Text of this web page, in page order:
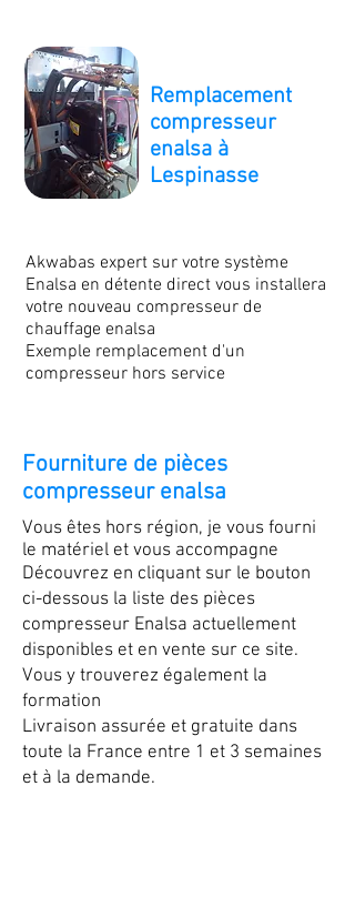
Remplacement
compresseur
enalsa à
Lespinasse
Akwabas expert sur votre système
Enalsa en détente direct vous installera
votre nouveau compresseur de
chauffage enalsa
Exemple remplacement d'un
compresseur hors service
Fourniture de pièces
compresseur enalsa
Vous êtes hors région, je vous fourni
le matériel et vous accompagne
Découvrez en cliquant sur le bouton
ci-dessous la liste des pièces
compresseur Enalsa actuellement
disponibles et en vente sur ce site.
Vous y trouverez également la
formation
Livraison assurée et gratuite dans
toute la France entre 1 et 3 semaines
et à la demande.